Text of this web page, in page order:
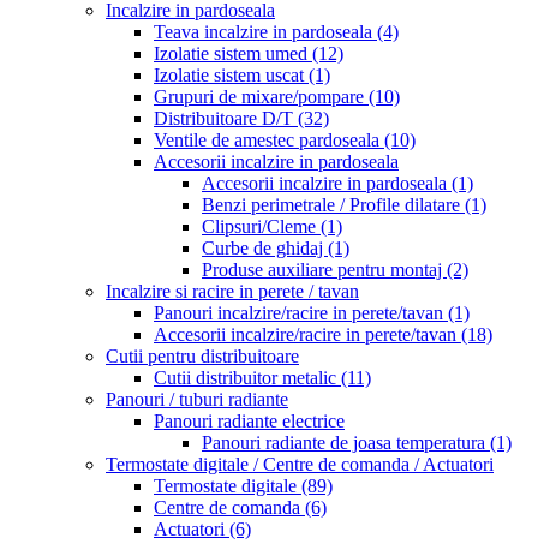
Incalzire in pardoseala
Teava incalzire in pardoseala (4)
Izolatie sistem umed (12)
Izolatie sistem uscat (1)
Grupuri de mixare/pompare (10)
Distribuitoare D/T (32)
Ventile de amestec pardoseala (10)
Accesorii incalzire in pardoseala
Accesorii incalzire in pardoseala (1)
Benzi perimetrale / Profile dilatare (1)
Clipsuri/Cleme (1)
Curbe de ghidaj (1)
Produse auxiliare pentru montaj (2)
Incalzire si racire in perete / tavan
Panouri incalzire/racire in perete/tavan (1)
Accesorii incalzire/racire in perete/tavan (18)
Cutii pentru distribuitoare
Cutii distribuitor metalic (11)
Panouri / tuburi radiante
Panouri radiante electrice
Panouri radiante de joasa temperatura (1)
Termostate digitale / Centre de comanda / Actuatori
Termostate digitale (89)
Centre de comanda (6)
Actuatori (6)